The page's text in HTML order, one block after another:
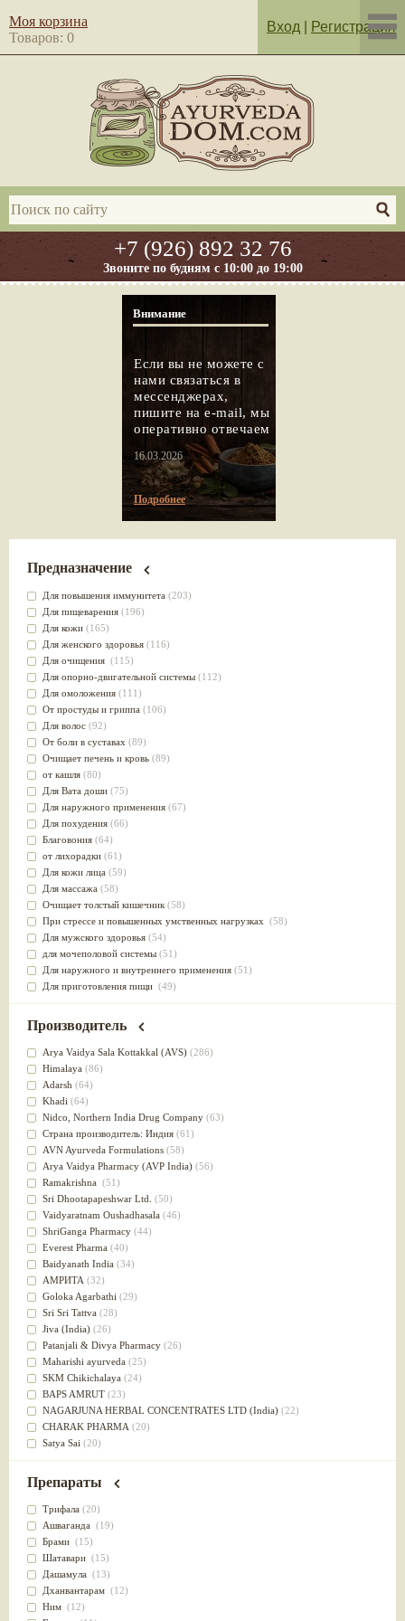
+7 (926) 892 32 76
Звоните по будням с 10:00 до 19:00
Моя корзина
Товаров: 0
Вход Регистрация
Внимание
Если вы не можете с
нами связаться в
мессенджерах,
пишите на e-mail, мы
оперативно отвечаем
16.03.2026
Подробнее
Предназначение
Для повышения иммунитета (203)
Для пищеварения (196)
Для кожи (165)
Для женского здоровья (116)
Для очищения (115)
Для опорно-двигательной системы (112)
Для омоложения (111)
От простуды и гриппа (106)
Для волос (92)
От боли в суставах (89)
Очищает печень и кровь (89)
от кашля (80)
Для Вата доши (75)
Для наружного применения (67)
Для похудения (66)
Благовония (64)
от лихорадки (61)
Для кожи лица (59)
Для массажа (58)
Очищает толстый кишечник (58)
При стрессе и повышенных умственных нагрузках (58)
Для мужского здоровья (54)
для мочеполовой системы (51)
Для наружного и внутреннего применения (51)
Для приготовления пищи (49)
от инфекций мочеполовой системы(49)
для суставов
Лечит опухоли и отеки(46)
Для медитации
выводит токсины
Для здоровья печени
Для тела(39)
для очищения крови(38)
При диабете(38)
Антиоксидант(37)
Для Капха(Кафа) доши
От паразитов(37)
При расстройстве желудка (36)
Успокоительное(36)
Для глаз(34)
от геморроя(34)
Противовоспалительное
Для Питта доши(32)
Для сердца(32)
Для сосудов головного мозга
Для полости рта(32)
Дефицит железа(31)
Для лица(31)
Употребление в пищу
Ароматерапия(29)
Жаропонижающее(29)
для памяти(28)
для почек(28)
Слабительное (28)
Афродизиак(27)
Напитки(27)
Для йоги (27)
Для потенции(26)
Для душа(25)
для концентрации внимания
при нарушении эрекции
Производитель
Arya Vaidya Sala Kottakkal (AVS) (286)
Himalaya (86)
Adarsh (64)
Khadi (64)
Nidсo, Northern India Drug Company (63)
Страна производитель: Индия (61)
AVN Ayurveda Formulations (58)
Arya Vaidya Pharmacy (AVP India) (56)
Ramakrishna (51)
Sri Dhootapapeshwar Ltd. (50)
Vaidyaratnam Oushadhasala (46)
ShriGanga Pharmacy (44)
Everest Pharma (40)
Baidyanath India (34)
АМРИТА (32)
Goloka Agarbathi (29)
Sri Sri Tattva (28)
Jiva (India) (26)
Patanjali & Divya Pharmacy (26)
Maharishi ayurveda (25)
SKM Chikichalaya (24)
BAPS AMRUT (23)
NAGARJUNA HERBAL CONCENTRATES LTD (India) (22)
CHARAK PHARMA (20)
Satya Sai (20)
Vyas(20)
Kerala Ayurveda
(19)
Organic India pvt ltd
Lalita(16)
Ashtang Herbals
Alarsin(14)
Vasu Health care
Baraka(13)
Dabur India Ltd
Препараты
Трифала (20)
Ашваганда (19)
Брами (15)
Шатавари (15)
Дашамула (13)
Дханвантарам (12)
Ним (12)